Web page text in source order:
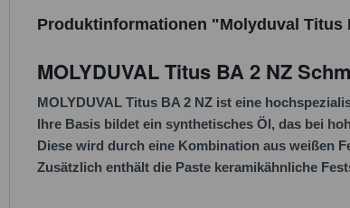
Produktinformationen "Molyduval Titus
MOLYDUVAL Titus BA 2 NZ
MOLYDUVAL Titus BA 2 NZ ist eine
Ihre Basis bildet ein synthetisches Öl, das bei
Diese wird durch eine Kombination aus weißen
Zusätzlich enthält die Paste keramikähnliche